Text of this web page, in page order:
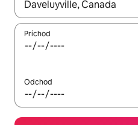
Keď budú výsledky k
Príchod
Odchod